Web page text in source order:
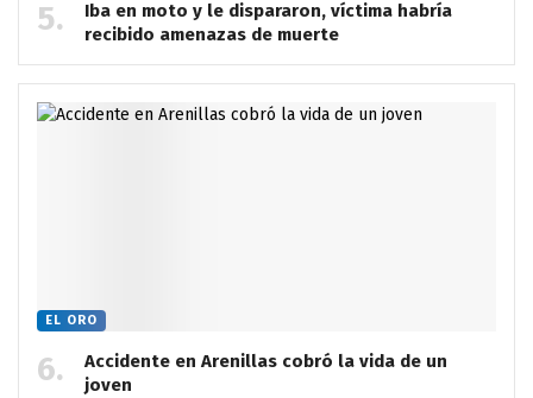
Iba en moto y le dispararon, víctima habría
recibido amenazas de muerte
EL ORO
Accidente en Arenillas cobró la vida de un
joven